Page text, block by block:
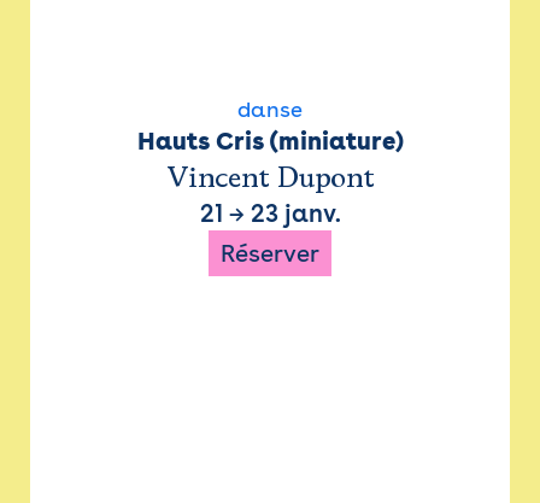
danse
Hauts Cris (miniature)
Vincent Dupont
21 → 23 janv.
Réserver